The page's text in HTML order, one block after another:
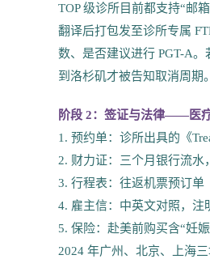
TOP 级诊所目前都支持“邮
翻译后打包发至诊所专属
数、是否建议进行 PGT-A。
到洛杉矶才被告知取消周期
阶段 2：签证与法律——医
1. 预约单：诊所出具的《
2. 财力证：三个月银行流水
3. 行程表：往返机票预订单
4. 雇主信：中英文对照，注
5. 保险：赴美前购买含“妊
2024 年广州、北京、上海